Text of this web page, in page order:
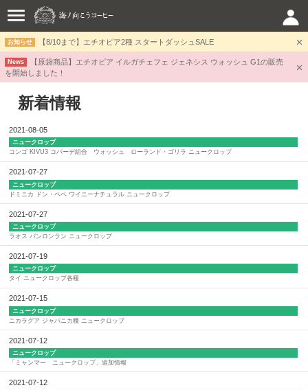
お知らせ 【8/10まで】エチオピア2種 スタートダッシュSALE
News
【原袋商品】エチオピア イルガチェフェ ジェネシス ウォッシュ G1の販売
を開始しました！
新着情報
2021-08-05
ニュークロップ
コンゴ KIVU3 コパーデ組合 ウォッシュ ローランド・ゴリラ ニュークロップ
2021-07-27
ニュークロップ
ドミニカ ドン・ペペ ワイニーナチュラル ニュークロップ
2021-07-27
ニュークロップ
ラオス バンロンラン ニュークロップ
2021-07-19
ニュークロップ
タイ ニュークロップ各種
2021-07-15
ニュークロップ
ニカラグア ジャバニカ種 ニュークロップ
2021-07-12
ニュークロップ
「ミャンマー ニュークロップ」追加情報
2021-07-12